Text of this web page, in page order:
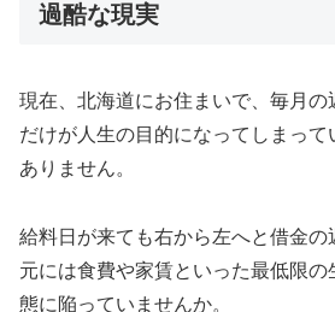
過酷な現実
現在、北海道にお住まいで、毎月の
だけが人生の目的になってしまって
ありません。
給料日が来ても右から左へと借金
元には食費や家賃といった最低限
態に陥っていませんか。